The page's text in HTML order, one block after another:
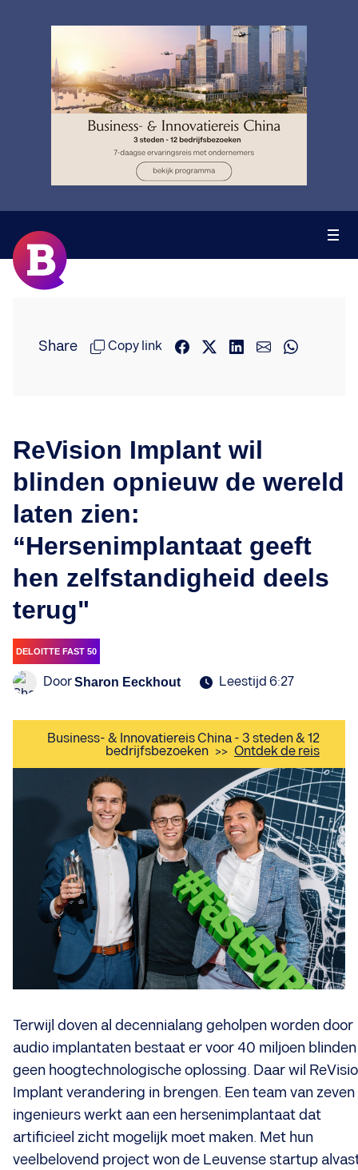
Share Copy link
ReVision Implant wil
blinden opnieuw de wereld
laten zien:
“Hersenimplantaat geeft
hen zelfstandigheid deels
terug"
DELOITTE FAST 50
DoorSharon Eeckhout Leestijd 6:27
Business- & Innovatiereis China - 3 steden & 12
bedrijfsbezoeken >> Ontdek de reis
Terwijl doven al decennialang geholpen worden door
audio implantaten bestaat er voor 40 miljoen blinden
geen hoogtechnologische oplossing. Daar wil
Implant verandering in brengen. Een team van zeven
ingenieurs werkt aan een hersenimplantaat dat
artificieel zicht mogelijk moet maken. Met hun
veelbelovend project won de Leuvense startup